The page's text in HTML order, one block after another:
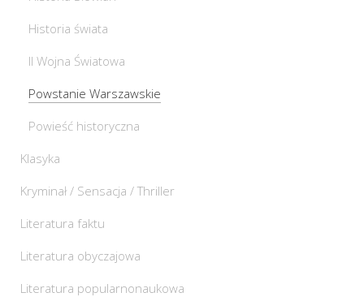
Historia świata
II Wojna Światowa
Powstanie Warszawskie
Powieść historyczna
Klasyka
Kryminał / Sensacja / Thriller
Literatura faktu
Literatura obyczajowa
Literatura popularnonaukowa